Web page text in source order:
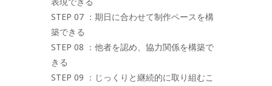
STEP 07 ：期日に合わせて制作ペースを構
築できる
STEP 08 ：他者を認め、協力関係を構築で
きる
STEP 09 ：じっくりと継続的に取り組むこ